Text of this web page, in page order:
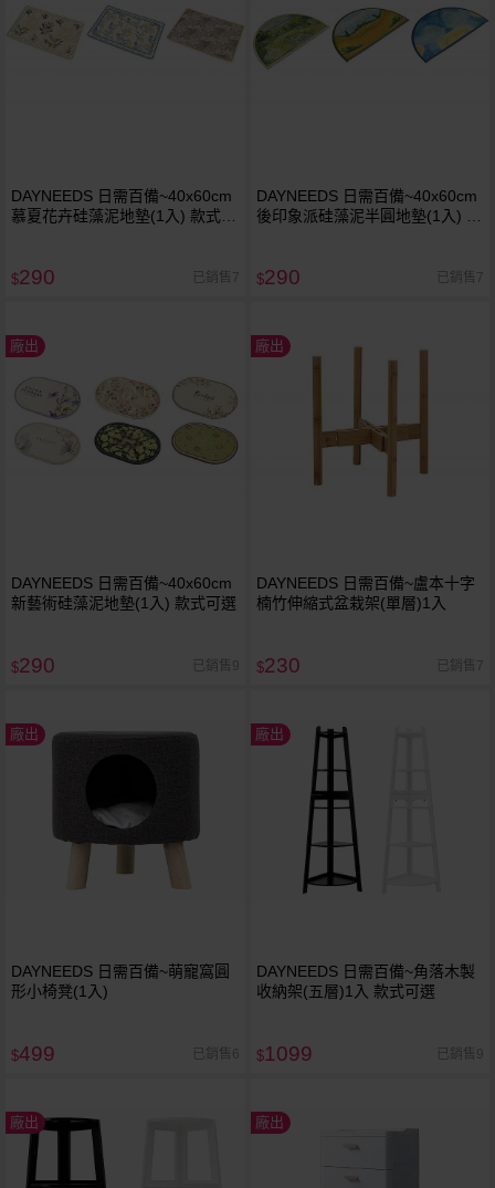
DAYNEEDS 日需百備~40x60cm
慕夏花卉硅藻泥地墊(1入) 款式可
$290 已銷售7
DAYNEEDS 日需百備~40x60cm
後印象派硅藻泥半圓地墊(1入) 款
$290 已銷售7
廠出
DAYNEEDS 日需百備~40x60cm
新藝術硅藻泥地墊(1入) 款式可選
$290 已銷售9
廠出
DAYNEEDS 日需百備~盧本十字
楠竹伸縮式盆栽架(單層)1入
$230 已銷售7
廠出
DAYNEEDS 日需百備~萌寵窩圓
形小椅凳(1入)
$499 已銷售6
廠出
DAYNEEDS 日需百備~角落木製
收納架(五層)1入 款式可選
$1099 已銷售9
廠出 廠出